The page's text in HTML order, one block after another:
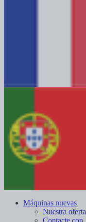
Máquinas nuevas
Nuestra oferta
Contacte con